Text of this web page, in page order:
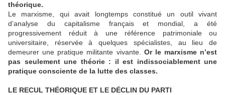
théorique.
Le marxisme, qui avait longtemps constitué un outil vivant
d’analyse du capitalisme français et mondial, a été
progressivement réduit à une référence patrimoniale ou
universitaire, réservée à quelques spécialistes, au lieu de
demeurer une pratique militante vivante.
Or le marxisme n’est
pas seulement une théorie : il est indissociablement une
pratique consciente de la lutte des classes.
LE RECUL THÉORIQUE ET LE DÉCLIN DU PARTI